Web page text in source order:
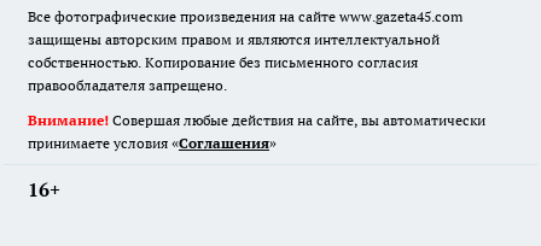
Все фотографические произведения на сайте www.gazeta45.com
защищены авторским правом и являются интеллектуальной
собственностью. Копирование без письменного согласия
правообладателя запрещено.
Внимание! Совершая любые действия на сайте, вы автоматически
принимаете условия «Cоглашения»
16+